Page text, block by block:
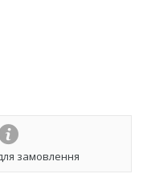
замовлення